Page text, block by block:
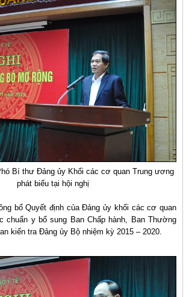
Bí thư Đảng ủy Khối các cơ quan Trung ương
phát biểu tại hội nghị
bố Quyết định của Đảng ủy khối các cơ quan
chuẩn y bổ sung Ban Chấp hành, Ban Thường
kiển tra Đảng ủy Bộ nhiệm kỳ 2015 – 2020.